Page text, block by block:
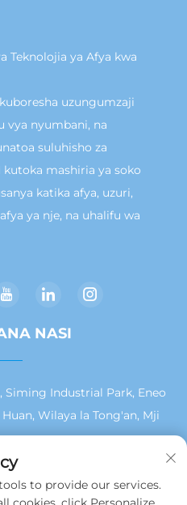
Teknolojia ya Afya kwa
uzungumzaji
vya nyumbani, na
suluhisho za
mashiria ya soko
katika afya, uzuri,
ya nje, na uhalifu wa
NASI
Siming Industrial Park, Eneo
Wilaya la Tong'an, Mji
to provide our services.